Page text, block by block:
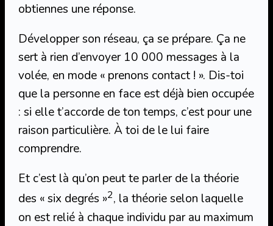
obtiennes une réponse.
Développer son réseau, ça se prépare. Ça ne
sert à rien d’envoyer 10 000 messages à la
volée, en mode « prenons contact ! ». Dis-toi
que la personne en face est déjà bien occupée
: si elle t’accorde de ton temps, c’est pour une
raison particulière. À toi de le lui faire
comprendre.
Et c’est là qu’on peut te parler de la théorie
des « six degrés »2, la théorie selon laquelle
on est relié à chaque individu par au maximum